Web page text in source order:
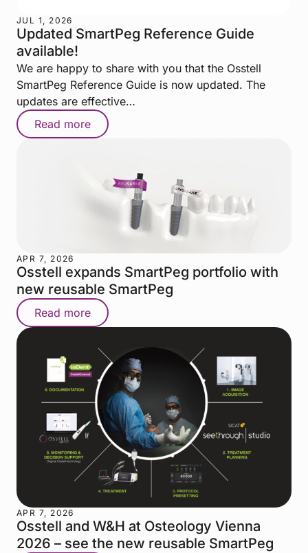
JUL 1, 2026
Updated SmartPeg Reference Guide
available!
We are happy to share with you that the Osstell
SmartPeg Reference Guide is now updated. The
updates are effective…
Read more
APR 7, 2026
Osstell expands SmartPeg portfolio with
new reusable SmartPeg
Read more
APR 7, 2026
Osstell and W&H at Osteology Vienna
2026 – see the new reusable SmartPeg